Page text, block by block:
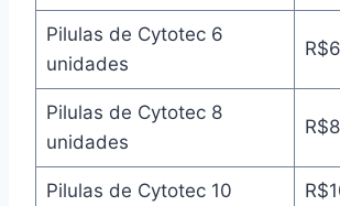
Pilulas de Cytotec 6
unidades
Pilulas de Cytotec 8
unidades
Pilulas de Cytotec 10